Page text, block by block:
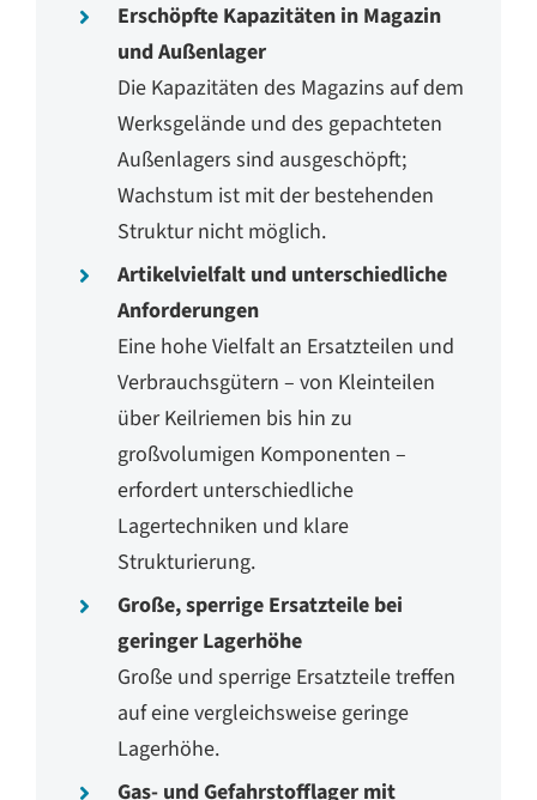
Erschöpfte Kapazitäten in Magazin
und Außenlager
Die Kapazitäten des Magazins auf dem
Werksgelände und des gepachteten
Außenlagers sind ausgeschöpft;
Wachstum ist mit der bestehenden
Struktur nicht möglich.
Artikelvielfalt und unterschiedliche
Anforderungen
Eine hohe Vielfalt an Ersatzteilen und
Verbrauchsgütern – von Kleinteilen
über Keilriemen bis hin zu
großvolumigen Komponenten –
erfordert unterschiedliche
Lagertechniken und klare
Strukturierung.
Große, sperrige Ersatzteile bei
geringer Lagerhöhe
Große und sperrige Ersatzteile treffen
auf eine vergleichsweise geringe
Lagerhöhe.
Gas- und Gefahrstofflager mit